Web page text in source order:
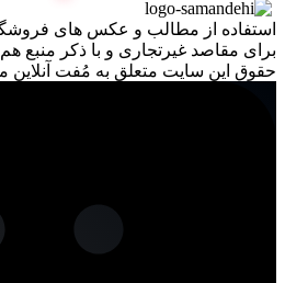
استفاده از مطالب و عکس های
برای مقاصد غیرتجاری و با ذکر منبع
حقوق این سایت متعلق به مُفت آنلاین